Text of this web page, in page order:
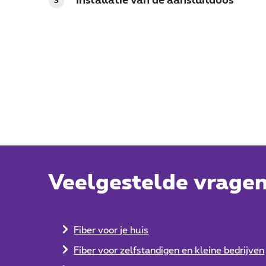
Veelgestelde
Fiber voor je huis
Fiber voor zelfstandigen en kleine bedrijven